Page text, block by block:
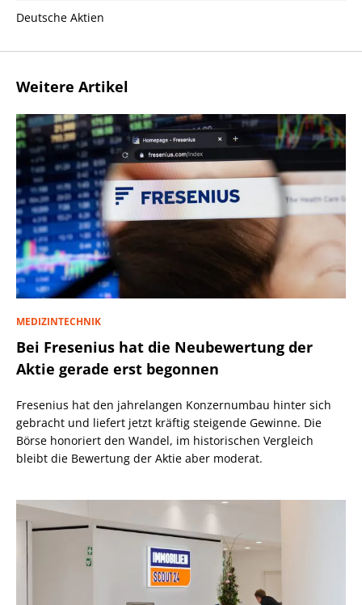
Deutsche Aktien
Weitere Artikel
MEDIZINTECHNIK
Bei Fresenius hat die Neubewertung der
Aktie gerade erst begonnen
Fresenius hat den jahrelangen Konzernumbau hinter sich
gebracht und liefert jetzt kräftig steigende Gewinne. Die
Börse honoriert den Wandel, im historischen Vergleich
bleibt die Bewertung der Aktie aber moderat.